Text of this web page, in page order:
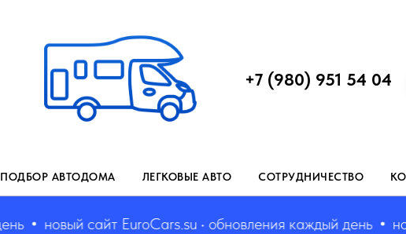
+7 (980) 951 54 04
ПОДБОР АВТОДОМА ЛЕГКОВЫЕ АВТО СОТРУДНИЧЕСТВО
новый сайт EuroCars.su • обновления каждый день